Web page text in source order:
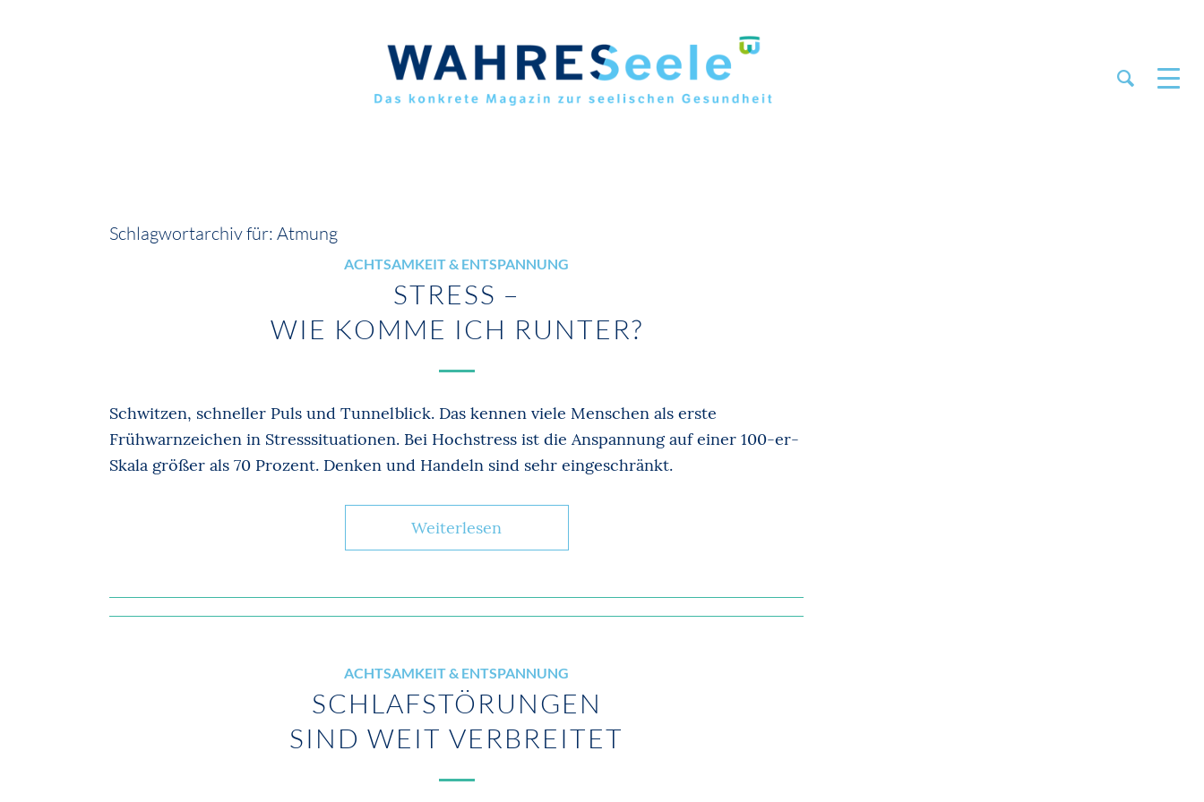
Schlagwortarchiv für: Atmung
ACHTSAMKEIT & ENTSPANNUNG
STRESS –
WIE KOMME ICH RUNTER?
Schwitzen, schneller Puls und Tunnelblick. Das kennen viele Menschen als erste
Frühwarnzeichen in Stresssituationen. Bei Hochstress ist die Anspannung auf einer 100-er-
Skala größer als 70 Prozent. Denken und Handeln sind sehr eingeschränkt.
Weiterlesen
ACHTSAMKEIT & ENTSPANNUNG
SCHLAFSTÖRUN­GEN
SIND WEIT VERBREITET